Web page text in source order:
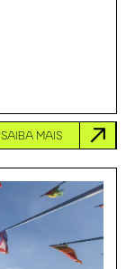
SAIBA MAIS